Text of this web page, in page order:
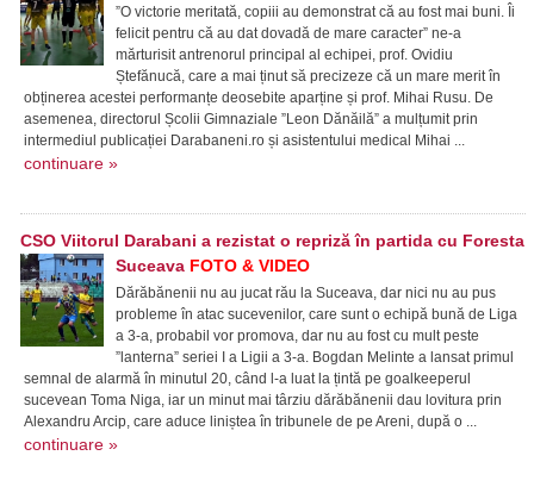
”O victorie meritată, copiii au demonstrat că au fost mai buni. Îi
felicit pentru că au dat dovadă de mare caracter” ne-a
mărturisit antrenorul principal al echipei, prof. Ovidiu
Ștefănucă, care a mai ținut să precizeze că un mare merit în
obținerea acestei performanțe deosebite aparține și prof. Mihai Rusu. De
asemenea, directorul Școlii Gimnaziale ”Leon Dănăilă” a mulțumit prin
intermediul publicației Darabaneni.ro și asistentului medical Mihai ...
continuare »
CSO Viitorul Darabani a rezistat o repriză în partida cu Foresta
Suceava FOTO & VIDEO
Dărăbănenii nu au jucat rău la Suceava, dar nici nu au pus
probleme în atac sucevenilor, care sunt o echipă bună de Liga
a 3-a, probabil vor promova, dar nu au fost cu mult peste
”lanterna” seriei I a Ligii a 3-a. Bogdan Melinte a lansat primul
semnal de alarmă în minutul 20, când l-a luat la țintă pe goalkeeperul
sucevean Toma Niga, iar un minut mai târziu dărăbănenii dau lovitura prin
Alexandru Arcip, care aduce liniștea în tribunele de pe Areni, după o ...
continuare »